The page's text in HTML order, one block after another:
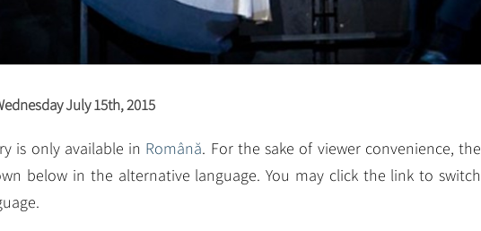
July 15th, 2015
is only available in Română. For the sake of viewer convenience, the
below in the alternative language. You may click the link to switch